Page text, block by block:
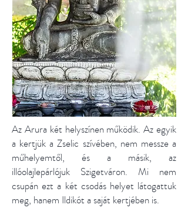
Az Arura két helyszínen működik. Az egyik
a kertjük a Zselic szívében, nem messze a
műhelyemtől, és a másik, az
illóolajlepárlójuk Szigetváron. Mi nem
csupán ezt a két csodás helyet látogattuk
meg, hanem Ildikót a saját kertjében is.